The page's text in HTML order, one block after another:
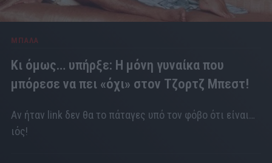
ΜΠΑΛΑ
Κι όμως… υπήρξε: Η μόνη γυναίκα που
μπόρεσε να πει «όχι» στον Τζορτζ Μπεστ!
Αν ήταν link δεν θα το πάταγες υπό τον φόβο ότι είναι…
ιός!